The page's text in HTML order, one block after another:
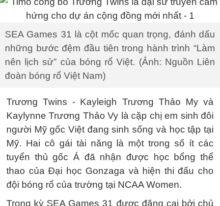
SEA Games 31 là cột mốc quan trọng, đánh dấu
những bước đệm đầu tiên trong hành trình “Làm
nên lịch sử” của bóng rổ Việt. (Ảnh: Nguồn Liên
đoàn bóng rổ Việt Nam)
Trương Twins - Kayleigh Trương Thảo My và
Kaylynne Trương Thảo Vy là cặp chị em sinh đôi
người Mỹ gốc Việt đang sinh sống và học tập tại
Mỹ. Hai cô gái tài năng là một trong số ít các
tuyển thủ gốc Á đã nhận được học bổng thể
thao của Đại học Gonzaga và hiện thi đấu cho
đội bóng rổ của trường tại NCAA Women.
Trong kỳ SEA Games 31 được đăng cai bởi chủ